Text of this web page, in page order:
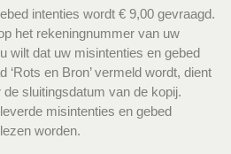
intenties wordt € 9,00 gevraagd.
het rekeningnummer van uw
wilt dat uw misintenties en gebed
‘Rots en Bron’ vermeld wordt, dient
sluitingsdatum van de kopij.
misintenties en gebed
worden.